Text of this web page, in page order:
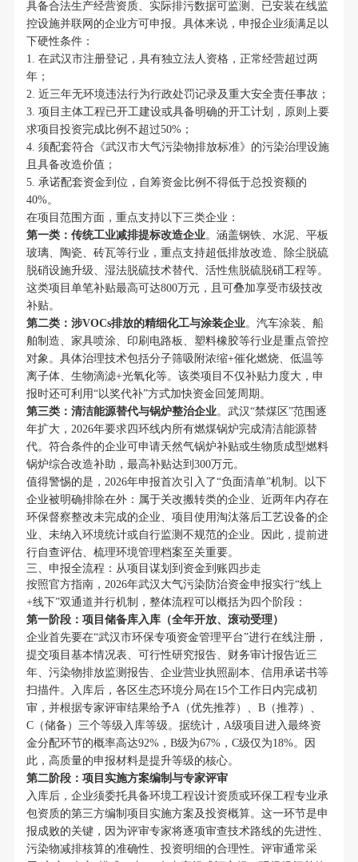
具备合法生产经营资质、实际排污数据可监测、已安装在线监
控设施并联网的企业方可申报。具体来说，申报企业须满足以
下硬性条件：
1. 在武汉市注册登记，具有独立法人资格，正常经营超过两
年；
2. 近三年无环境违法行为行政处罚记录及重大安全责任事故；
3. 项目主体工程已开工建设或具备明确的开工计划，原则上要
求项目投资完成比例不超过50%；
4. 须配套符合《武汉市大气污染物排放标准》的污染治理设施
且具备改造价值；
5. 承诺配套资金到位，自筹资金比例不得低于总投资额的
40%。
在项目范围方面，重点支持以下三类企业：
第一类：传统工业减排提标改造企业。涵盖钢铁、水泥、平板
玻璃、陶瓷、砖瓦等行业，重点支持超低排放改造、除尘脱硫
脱硝设施升级、湿法脱硫技术替代、活性焦脱硫脱硝工程等。
这类项目单笔补贴最高可达800万元，且可叠加享受市级技改
补贴。
第二类：涉VOCs排放的精细化工与涂装企业。汽车涂装、船
舶制造、家具喷涂、印刷电路板、塑料橡胶等行业是重点管控
对象。具体治理技术包括分子筛吸附浓缩+催化燃烧、低温等
离子体、生物滴滤+光氧化等。该类项目不仅补贴力度大，申
报时还可利用“以奖代补”方式加快资金回笼周期。
第三类：清洁能源替代与锅炉整治企业。武汉“禁煤区”范围逐
年扩大，2026年要求四环线内所有燃煤锅炉完成清洁能源替
代。符合条件的企业可申请天然气锅炉补贴或生物质成型燃料
锅炉综合改造补助，最高补贴达到300万元。
值得警惕的是，2026年申报首次引入了“负面清单”机制。以下
企业被明确排除在外：属于关改搬转类的企业、近两年内存在
环保督察整改未完成的企业、项目使用淘汰落后工艺设备的企
业、未纳入环境统计或自行监测不规范的企业。因此，提前进
行自查评估、梳理环境管理档案至关重要。
三、申报全流程：从项目谋划到资金到账四步走
按照官方指南，2026年武汉大气污染防治资金申报实行“线上
+线下”双通道并行机制，整体流程可以概括为四个阶段：
第一阶段：项目储备库入库（全年开放、滚动受理）
企业首先要在“武汉市环保专项资金管理平台”进行在线注册，
提交项目基本情况表、可行性研究报告、财务审计报告近三
年、污染物排放监测报告、企业营业执照副本、信用承诺书等
扫描件。入库后，各区生态环境分局在15个工作日内完成初
审，并根据专家评审结果给予A（优先推荐）、B（推荐）、
C（储备）三个等级入库等级。据统计，A级项目进入最终资
金分配环节的概率高达92%，B级为67%，C级仅为18%。因
此，高质量的申报材料是提升等级的核心。
第二阶段：项目实施方案编制与专家评审
入库后，企业须委托具备环境工程设计资质或环保工程专业承
包资质的第三方编制项目实施方案及投资概算。这一环节是申
报成败的关键，因为评审专家将逐项审查技术路线的先进性、
污染物减排核算的准确性、投资明细的合理性。评审通常采